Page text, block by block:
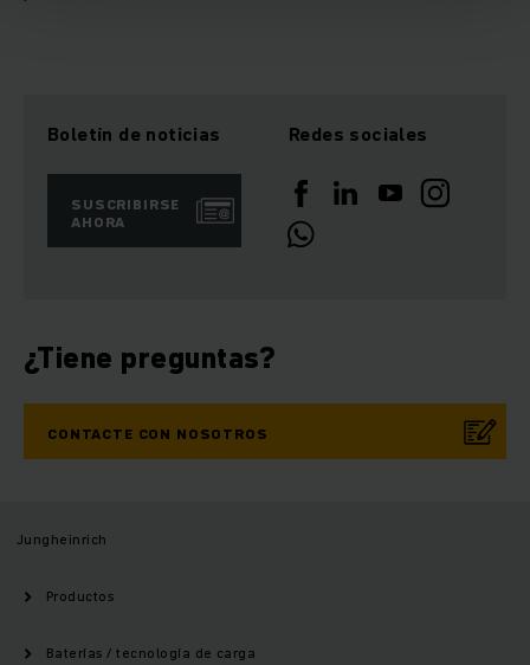
Boletín de noticias
SUSCRIBIRSE
AHORA
Redes sociales
¿Tiene preguntas?
CONTACTE CON NOSOTROS
Jungheinrich
Productos
Baterías / tecnología de carga